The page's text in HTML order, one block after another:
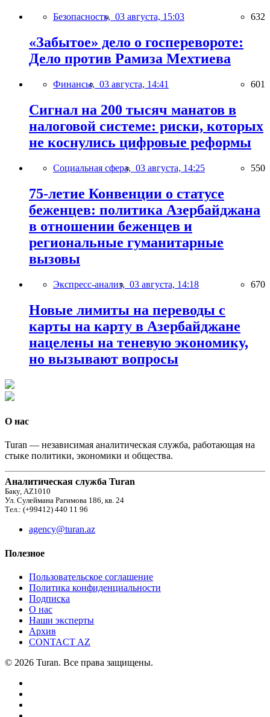
Безопасность, 03 августа, 15:03 632
«Забытое» дело о госперевороте:
Дело против Рамиза Мехтиева
Финансы, 03 августа, 14:41 601
Сигнал на 200 тысяч манатов в
налоговой системе: риски, которых
не коснулись цифровые реформы
Социальная сфера, 03 августа, 14:25 550
75-летие Конвенции о статусе
беженцев: политика Азербайджана
в отношении беженцев и
региональные гуманитарные
вызовы
Экспресс-анализ, 03 августа, 14:18 670
Новые лимиты на переводы с
карты на карту в Азербайджане
нацелены на теневую экономику,
но вызывают вопросы
О нас
Turan — независимая аналитическая служба, работающая на
стыке политики, экономики и общества.
Аналитическая служба Turan
Баку, AZ1010
Ул. Сулеймана Рагимова 186, кв. 24
Тел.: (+99412) 440 11 96
agency@turan.az
Полезное
Пользовательское соглашение
Политика конфиденциальности
Подписка
О нас
Наши эксперты
Архив
CONTACT AZ
© 2026 Turan. Все права защищены.